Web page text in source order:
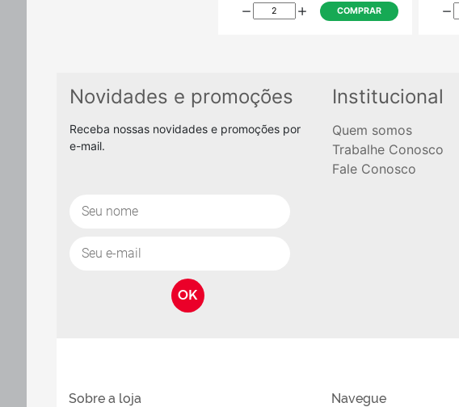
Novidades e promoções
Receba nossas novidades e promoções por
e-mail.
OK
Institucional
Quem somos
Trabalhe Conosco
Fale Conosco
Sobre a loja
Navegue